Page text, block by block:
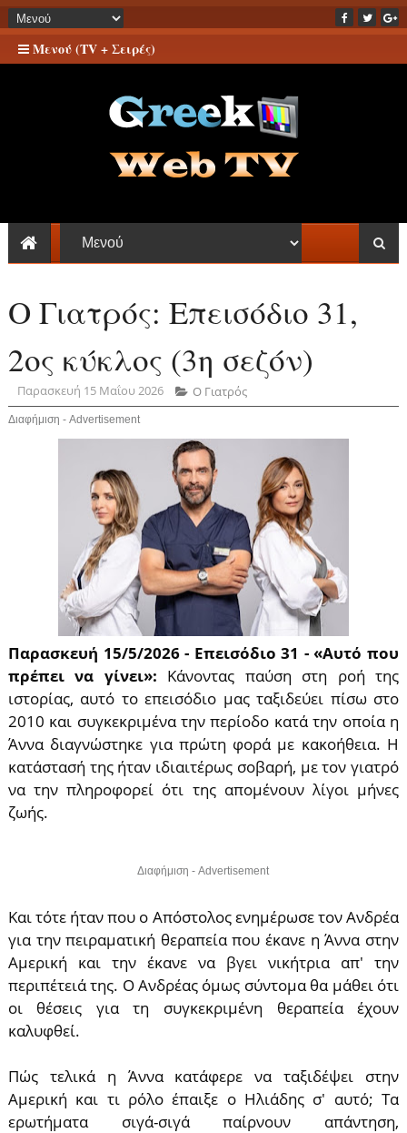
Μενού (TV + Σειρές)
Ο Γιατρός: Επεισόδιο 31,
2ος κύκλος (3η σεζόν)
Παρασκευή 15 Μαΐου 2026 Ο Γιατρός
Διαφήμιση - Advertisement
Παρασκευή 15/5/2026 - Επεισόδιο 31 - «Αυτό που
πρέπει να γίνει»: Κάνοντας παύση στη ροή της
ιστορίας, αυτό το επεισόδιο μας ταξιδεύει πίσω στο
2010 και συγκεκριμένα την περίοδο κατά την οποία η
Άννα διαγνώστηκε για πρώτη φορά με κακοήθεια. Η
κατάστασή της ήταν ιδιαιτέρως σοβαρή, με τον γιατρό
να την πληροφορεί ότι της απομένουν λίγοι μήνες
ζωής.
Διαφήμιση - Advertisement
Και τότε ήταν που ο Απόστολος ενημέρωσε τον Ανδρέα
για την πειραματική θεραπεία που έκανε η Άννα στην
Αμερική και την έκανε να βγει νικήτρια απ' την
περιπέτειά της. Ο Ανδρέας όμως σύντομα θα μάθει ότι
οι θέσεις για τη συγκεκριμένη θεραπεία έχουν
καλυφθεί.
Πώς τελικά η Άννα κατάφερε να ταξιδέψει στην
Αμερική και τι ρόλο έπαιξε ο Ηλιάδης σ' αυτό; Τα
ερωτήματα σιγά-σιγά παίρνουν απάντηση,